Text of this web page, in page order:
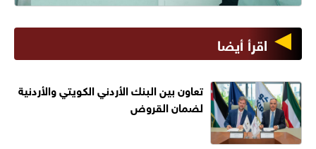
اقرأ أيضا
تعاون بين البنك الأردني الكويتي والأردنية
لضمان القروض